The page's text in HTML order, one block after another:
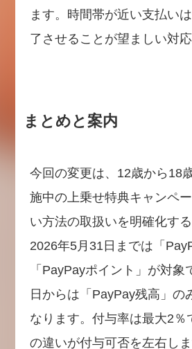
ます。時間帯が近い支払い
了させることが望ましい対応
まとめと案内
今回の変更は、12歳から18
施中の上乗せ特典キャンペ
い方法の取扱いを明確化する
2026年5月31日までは「
「PayPayポイント」が対象
日からは「PayPay残高」の
なります。付与率は最大2％
の違いが付与可否を左右し